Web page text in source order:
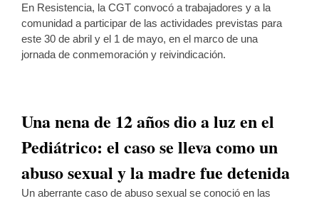
En Resistencia, la CGT convocó a trabajadores y a la
comunidad a participar de las actividades previstas para
este 30 de abril y el 1 de mayo, en el marco de una
jornada de conmemoración y reivindicación.
Una nena de 12 años dio a luz en el
Pediátrico: el caso se lleva como un
abuso sexual y la madre fue detenida
Un aberrante caso de abuso sexual se conoció en las